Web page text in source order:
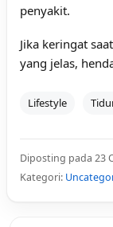
penyakit.
Jika keringat
yang jelas,
Lifestyle
Diposting pada 23
Kategori: